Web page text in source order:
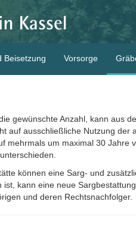
Beisetzung Vorsorge
gewünschte Anzahl, kann aus
auf ausschließliche Nutzung der
mehrmals um maximal 30 Jahre
können eine Sarg- und
kann eine neue
und deren Rechtsnachfolger.